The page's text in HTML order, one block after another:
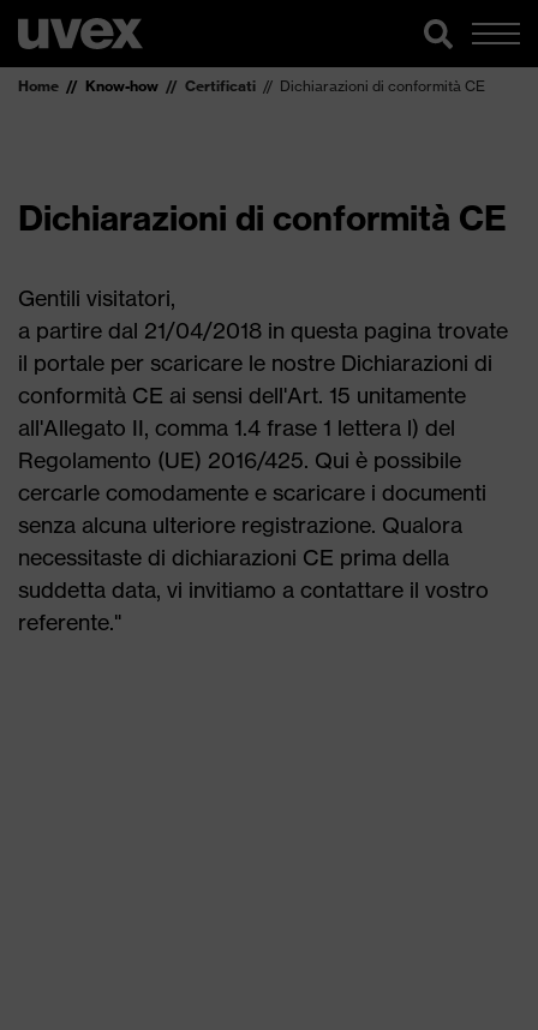
Home Know-how Certificati Dichiarazioni di conformità CE
Dichiarazioni di conformità CE
Gentili visitatori,
a partire dal 21/04/2018 in questa pagina trovate
il portale per scaricare le nostre Dichiarazioni di
conformità CE ai sensi dell'Art. 15 unitamente
all'Allegato II, comma 1.4 frase 1 lettera l) del
Regolamento (UE) 2016/425. Qui è possibile
cercarle comodamente e scaricare i documenti
senza alcuna ulteriore registrazione. Qualora
necessitaste di dichiarazioni CE prima della
suddetta data, vi invitiamo a contattare il vostro
referente."